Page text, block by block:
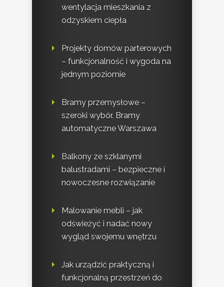
wentylacja mieszkania z
odzyskiem ciepła
Projekty domów parterowych
– funkcjonalność i wygoda na
jednym poziomie
Bramy przemysłowe –
szeroki wybór. Bramy
automatyczne Warszawa
Balkony ze szklanymi
balustradami – bezpieczne i
nowoczesne rozwiązanie
Malowanie mebli – jak
odświeżyć i nadać nowy
wygląd swojemu wnętrzu
Jak urządzić praktyczną i
funkcjonalną przestrzeń do